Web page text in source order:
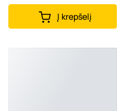
Į krepšelį